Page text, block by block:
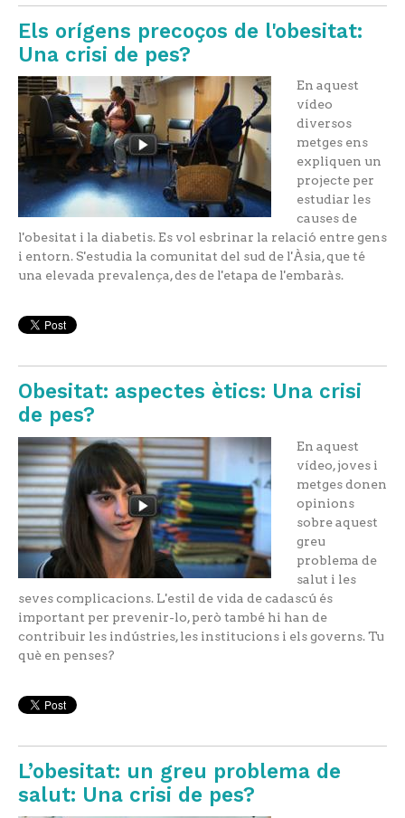
Els orígens precoços de l'obesitat:
Una crisi de pes?
En aquest
vídeo
diversos
metges ens
expliquen un
projecte per
estudiar les
causes de
l'obesitat i la diabetis. Es vol esbrinar la relació entre gens
i entorn. S'estudia la comunitat del sud de l'Àsia, que té
una elevada prevalença, des de l'etapa de l'embaràs.
Obesitat: aspectes ètics: Una crisi
de pes?
En aquest
vídeo, joves i
metges donen
opinions
sobre aquest
greu
problema de
salut i les
seves complicacions. L'estil de vida de cadascú és
important per prevenir-lo, però també hi han de
contribuir les indústries, les institucions i els governs. Tu
què en penses?
L’obesitat: un greu problema de
salut: Una crisi de pes?